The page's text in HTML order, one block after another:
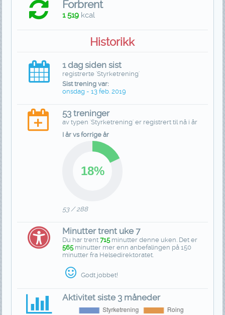
Forbrent
1 519 kcal
Historikk
1 dag siden sist
registrerte 'Styrketrening'
Sist trening var:
onsdag - 13 feb. 2019
53 treninger
av typen 'Styrketrening' er registrert til nå i år
I år vs forrige år
53 / 288
Minutter trent uke 7
Du har trent715minutter denne uken. Det er
565minutter mer enn anbefalingen på 150
minutter fra Helsedirektoratet.
Godt jobbet!
Aktivitet siste 3 måneder